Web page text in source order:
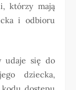
którzy mają
i odbioru
udaje się do
dziecka,